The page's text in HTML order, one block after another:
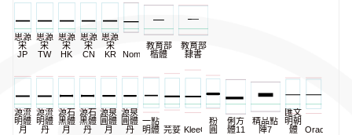
思源
宋
JP
思源
宋
TW
思源
宋
HK
思源
宋
CN
思源
宋
KR
NomNaTong
教育部
楷體
教育部
隸書
源流
明體
月
源流
明體
丹
源石
黑體
月
源石
黑體
丹
源泉
圓體
月
源泉
圓體
丹
一點
明體 芫荽 KleeOne
粉
圓
俐方
體11
精品點
陣7
匯文
明朝
體
Oradano